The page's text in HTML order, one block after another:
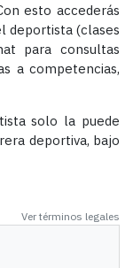
esto accederás
deportista (clases
para consultas
a competencias,
solo la puede
deportiva, bajo
Ver términos legales